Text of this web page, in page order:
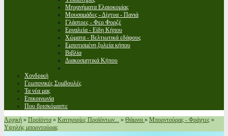
Μηχανήματα Ελαιοκομίας
Μουσαμάδες - Δίχτυα - Πανιά
Γλάστρες - Φερ Φορζέ
Εργαλεία - Είδη Κήπου
Χώματα - Βελτιωτικά εδάφους
Εμποτισμένη ξυλεία κήπου
Βιβλία
Διακοσμητικά Κήπου
Χονδρική
Γεωπονικές Συμβουλές
Τα νέα μας
Επικοινωνία
Που βρισκόμαστε
Αρχική » Προϊόντα » Κατηγορίες Προϊόντων... » Θάμνοι » Μπορντούρας - Φράχτες »
Υψηλής μπορντούρας